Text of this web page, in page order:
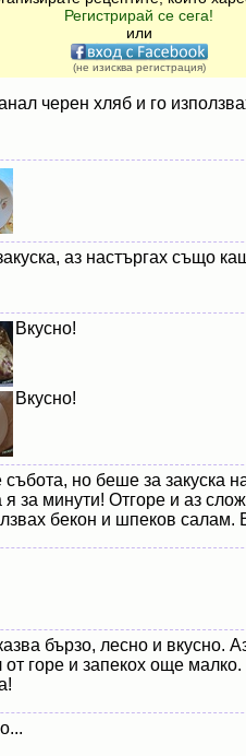
Регистрирай се сега!
или
(не изисква регистрация)
черен хляб и го
аз настъргах също
Вкусно!
Вкусно!
но беше за закуска
я за минути! Отгоре и аз
бекон и шпеков салам.
бързо, лесно и вкусно.
от горе и запекох още
и
шунка
Картофен